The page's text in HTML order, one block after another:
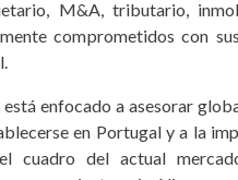
M&A, tributario,
comprometidos con
enfocado a asesorar
en Portugal y a la
cuadro del actual